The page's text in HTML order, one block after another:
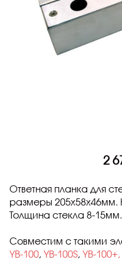
2
Ответная планка для
размеры
Толщина стекла 8-15мм.
Совместим с такими
YB-100 YB-100S YB-100+,